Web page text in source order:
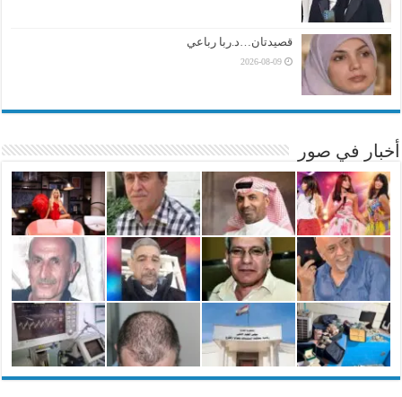
قصيدتان…د.ربا رباعي
2026-08-09
أخبار في صور